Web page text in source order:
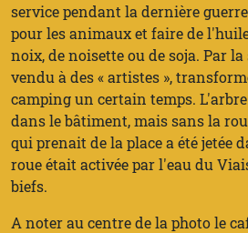
service pendant la dernière
pour les animaux et faire de
noix, de noisette ou de soja. Par
vendu à des « artistes »,
camping un certain temps.
dans le bâtiment, mais sans la
qui prenait de la place a été jetée
roue était activée par l'eau du
biefs.
A noter au centre de la photo le